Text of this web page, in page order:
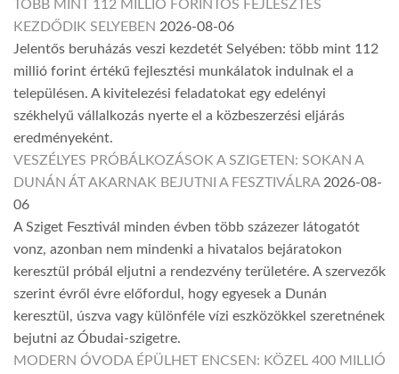
TÖBB MINT 112 MILLIÓ FORINTOS FEJLESZTÉS
KEZDŐDIK SELYEBEN 2026-08-06
Jelentős beruházás veszi kezdetét Selyében: több mint 112
millió forint értékű fejlesztési munkálatok indulnak el a
településen. A kivitelezési feladatokat egy edelényi
székhelyű vállalkozás nyerte el a közbeszerzési eljárás
eredményeként.
VESZÉLYES PRÓBÁLKOZÁSOK A SZIGETEN: SOKAN A
DUNÁN ÁT AKARNAK BEJUTNI A FESZTIVÁLRA 2026-08-
06
A Sziget Fesztivál minden évben több százezer látogatót
vonz, azonban nem mindenki a hivatalos bejáratokon
keresztül próbál eljutni a rendezvény területére. A szervezők
szerint évről évre előfordul, hogy egyesek a Dunán
keresztül, úszva vagy különféle vízi eszközökkel szeretnének
bejutni az Óbudai-szigetre.
MODERN ÓVODA ÉPÜLHET ENCSEN: KÖZEL 400 MILLIÓ